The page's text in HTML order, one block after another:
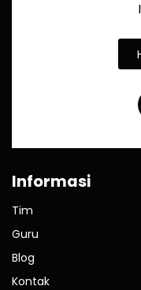
Informasi
Tim
Guru
Blog
Kontak